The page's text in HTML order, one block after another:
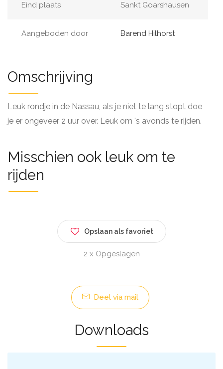
Eind plaats Sankt Goarshausen
Aangeboden door Barend Hilhorst
Omschrijving
Leuk rondje in de Nassau, als je niet te lang stopt doe
je er ongeveer 2 uur over. Leuk om 's avonds te rijden.
Misschien ook leuk om te
rijden
Opslaan als favoriet
2 x Opgeslagen
Deel via mail
Downloads